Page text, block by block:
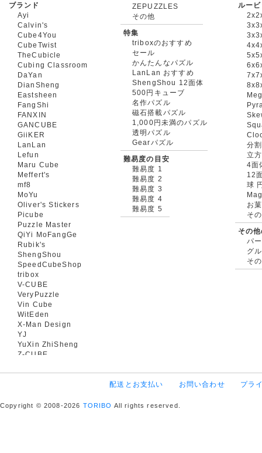
ブランド
Ayi
Calvin's
Cube4You
CubeTwist
TheCubicle
Cubing Classroom
DaYan
DianSheng
Eastsheen
FangShi
FANXIN
GANCUBE
GiiKER
LanLan
Lefun
Maru Cube
Meffert's
mf8
MoYu
Oliver's Stickers
Picube
Puzzle Master
QiYi MoFangGe
Rubik's
ShengShou
SpeedCubeShop
tribox
V-CUBE
VeryPuzzle
Vin Cube
WitEden
X-Man Design
YJ
YuXin ZhiSheng
Z-CUBE
ZEPUZZLES
その他
特集
triboxのおすすめ
セール
かんたんなパズル
LanLan おすすめ
ShengShou 12面体
500円キューブ
名作パズル
磁石搭載パズル
1,000円未満のパズル
透明パズル
Gearパズル
難易度の目安
難易度 1
難易度 2
難易度 3
難易度 4
難易度 5
ルー
分
立
4面
12
球
お
そ
その
パ
グ
そ
配送とお支払い お問い合わせ プラ
Copyright © 2008-2026 TORIBO All rights reserved.